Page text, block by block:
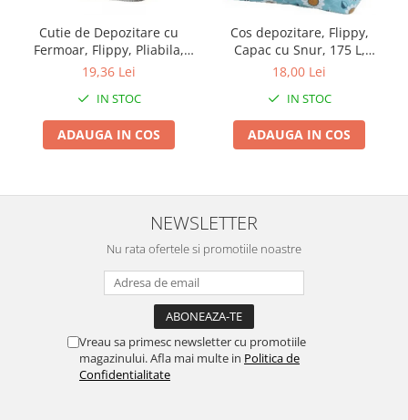
Storcatoare / Blendere
Genți de voiaj & genți
Mobilier camping
Sonerii
Cutie de Depozitare cu
Fermoar, Flippy, Pliabila,
Maner Ranforsat, Fermoar
Paturi, Plapumi, Perne,
Lenjerii de Pat, Jucarii,
61x50x71 cm, 210 Litri, Gri
19,36 Lei
IN STOC
ADAUGA IN COS
Cos depozitare, Flippy,
Capac cu Snur, 175 L,
Confectionat din Bumbac si
50 x 70 cm, Albastru
Deschis, Imprimeu Flori
18,00 Lei
IN STOC
ADAUGA IN COS
NEWSLETTER
Nu rata ofertele si promotiile noastre
Vreau sa primesc newsletter cu promotiile
magazinului. Afla mai multe in Politica de
Confidentialitate